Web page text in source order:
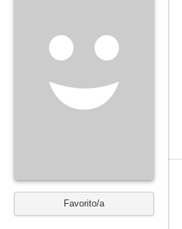
Favorito/a